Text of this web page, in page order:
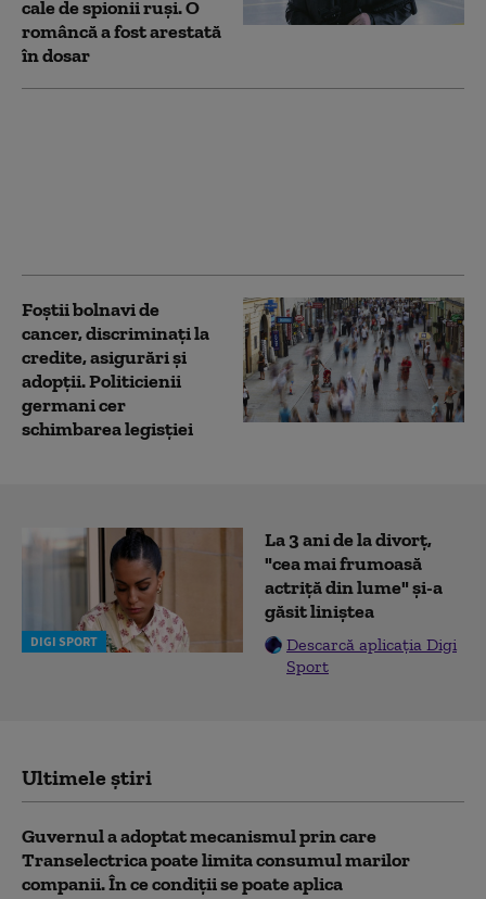
cale de spionii ruși. O
româncă a fost arestată
în dosar
Foștii bolnavi de
cancer, discriminați la
credite, asigurări și
adopții. Politicienii
germani cer
schimbarea legisției
DIGI SPORT
La 3 ani de la divorț,
"cea mai frumoasă
actriță din lume" și-a
găsit liniștea
Descarcă aplicația Digi
Sport
Ultimele știri
Guvernul a adoptat mecanismul prin care
Transelectrica poate limita consumul marilor
companii. În ce condiții se poate aplica